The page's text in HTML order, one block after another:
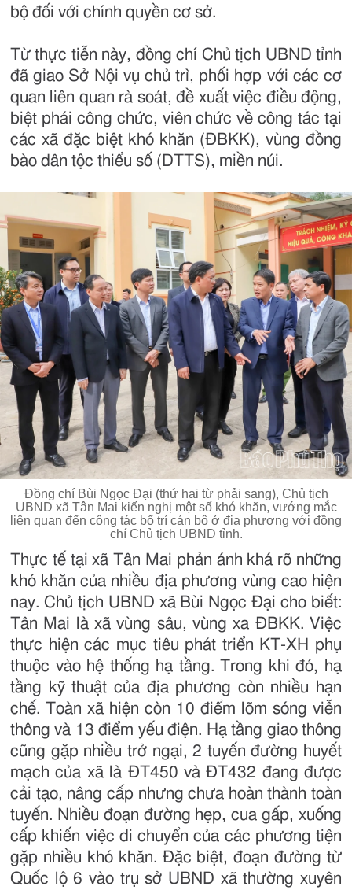
bộ đối với chính quyền cơ sở.
Từ thực tiễn này, đồng chí Chủ tịch UBND tỉnh
đã giao Sở Nội vụ chủ trì, phối hợp với các cơ
quan liên quan rà soát, đề xuất việc điều động,
biệt phái công chức, viên chức về công tác tại
các xã đặc biệt khó khăn (ĐBKK), vùng đồng
bào dân tộc thiểu số (DTTS), miền núi.
Đồng chí Bùi Ngọc Đại (thứ hai từ phải sang), Chủ tịch
UBND xã Tân Mai kiến nghị một số khó khăn, vướng mắc
liên quan đến công tác bố trí cán bộ ở địa phương với đồng
chí Chủ tịch UBND tỉnh.
Thực tế tại xã Tân Mai phản ánh khá rõ những
khó khăn của nhiều địa phương vùng cao hiện
nay. Chủ tịch UBND xã Bùi Ngọc Đại cho biết:
Tân Mai là xã vùng sâu, vùng xa ĐBKK. Việc
thực hiện các mục tiêu phát triển KT-XH phụ
thuộc vào hệ thống hạ tầng. Trong khi đó, hạ
tầng kỹ thuật của địa phương còn nhiều hạn
chế. Toàn xã hiện còn 10 điểm lõm sóng viễn
thông và 13 điểm yếu điện. Hạ tầng giao thông
cũng gặp nhiều trở ngại, 2 tuyến đường huyết
mạch của xã là ĐT450 và ĐT432 đang được
cải tạo, nâng cấp nhưng chưa hoàn thành toàn
tuyến. Nhiều đoạn đường hẹp, cua gấp, xuống
cấp khiến việc di chuyển của các phương tiện
gặp nhiều khó khăn. Đặc biệt, đoạn đường từ
Quốc lộ 6 vào trụ sở UBND xã thường xuyên